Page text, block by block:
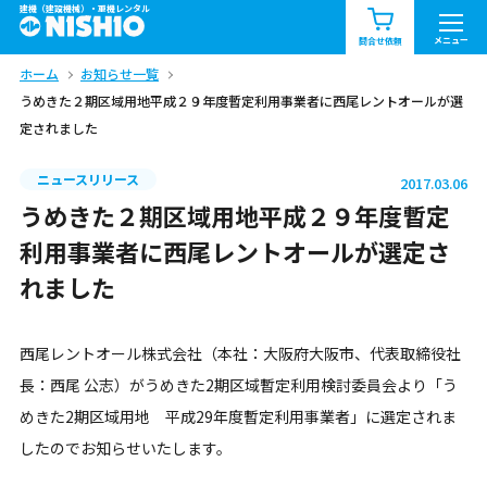
建機（建設機械）・重機レンタル
問合せ依頼 メニュー
商品一覧 お知らせ一覧
問合せ依頼リスト
北海道 関東
中部 関西 中国・四国
九州・沖縄（外部）
ホーム
お知らせ一覧
うめきた２期区域用地平成２９年度暫定利用事業者に西尾レントオールが選
定されました
ニュースリリース 2017.03.06
うめきた２期区域用地平成２９年度暫定
利用事業者に西尾レントオールが選定さ
れました
西尾レントオール株式会社（本社：大阪府大阪市、代表取締役社
長：西尾 公志）がうめきた2期区域暫定利用検討委員会より「う
めきた2期区域用地 平成29年度暫定利用事業者」に選定されま
したのでお知らせいたします。